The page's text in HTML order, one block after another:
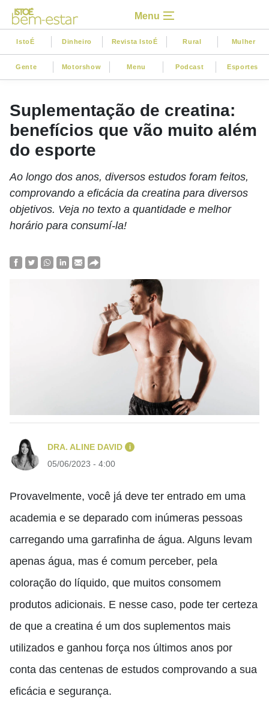
Menu
IstoÉ Dinheiro Revista IstoÉ Rural Mulher
Gente Motorshow Menu Podcast Esportes
Suplementação de creatina:
benefícios que vão muito além
do esporte
Ao longo dos anos, diversos estudos foram feitos,
comprovando a eficácia da creatina para diversos
objetivos. Veja no texto a quantidade e melhor
horário para consumí-la!
DRA. ALINE DAVID i
05/06/2023 - 4:00
Provavelmente, você já deve ter entrado em uma
academia e se deparado com inúmeras pessoas
carregando uma garrafinha de água. Alguns levam
apenas água, mas é comum perceber, pela
coloração do líquido, que muitos consomem
produtos adicionais. E nesse caso, pode ter certeza
de que a creatina é um dos suplementos mais
utilizados e ganhou força nos últimos anos por
conta das centenas de estudos comprovando a sua
eficácia e segurança.